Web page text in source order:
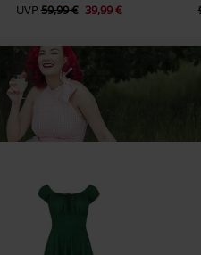
UVP 59,99 € 39,99 €